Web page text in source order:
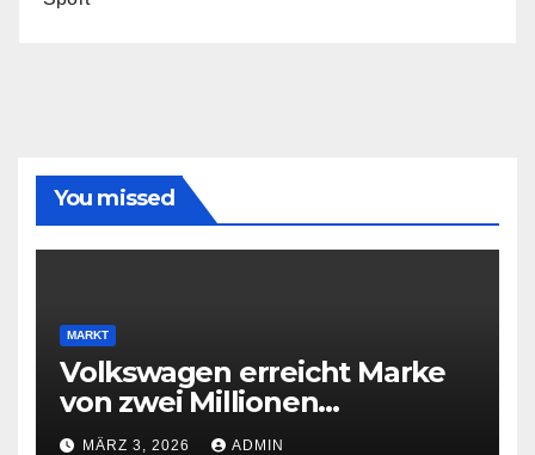
You missed
MARKT
Volkswagen erreicht Marke
von zwei Millionen
Elektroautos
MÄRZ 3, 2026 ADMIN